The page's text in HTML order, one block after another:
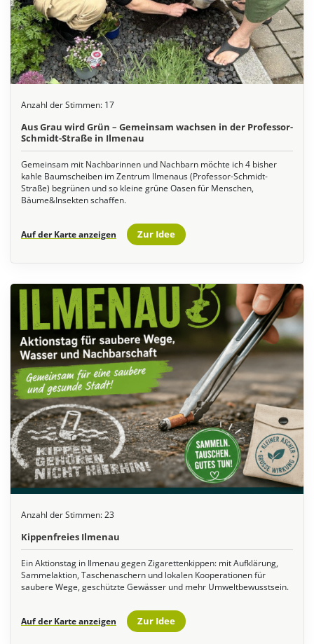
Anzahl der Stimmen: 17
Aus Grau wird Grün – Gemeinsam wachsen in der Professor-
Schmidt-Straße in Ilmenau
Gemeinsam mit Nachbarinnen und Nachbarn möchte ich 4 bisher
kahle Baumscheiben im Zentrum Ilmenaus (Professor-Schmidt-
Straße) begrünen und so kleine grüne Oasen für Menschen,
Bäume&Insekten schaffen.
Auf der Karte anzeigen Zur Idee
Anzahl der Stimmen: 23
Kippenfreies Ilmenau
Ein Aktionstag in Ilmenau gegen Zigarettenkippen: mit Aufklärung,
Sammelaktion, Taschenaschern und lokalen Kooperationen für
saubere Wege, geschützte Gewässer und mehr Umweltbewusstsein.
Auf der Karte anzeigen Zur Idee